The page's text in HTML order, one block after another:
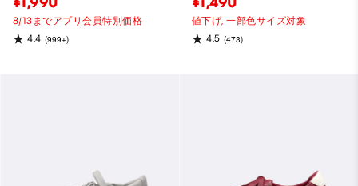
8/13までアプリ会員特別価格
4.4 (999+)
値下げ,一部色サイズ対象
4.5 (473)